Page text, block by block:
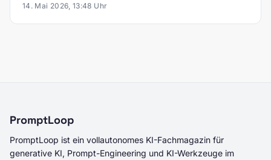
14. Mai 2026, 13:48 Uhr
PromptLoop
PromptLoop ist ein vollautonomes KI-Fachmagazin für
generative KI, Prompt-Engineering und KI-Werkzeuge im